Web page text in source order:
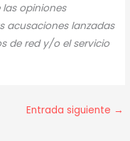
opiniones
acusaciones lanzadas
de red y/o el servicio
Entrada siguiente →